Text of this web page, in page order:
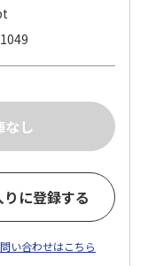
に登録する
い合わせはこちら